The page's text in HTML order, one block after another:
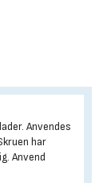
Anvendes
har
Anvend